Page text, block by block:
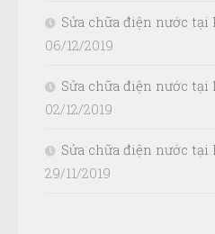
Sửa chữa điện nước tại
06/12/2019
Sửa chữa điện nước
02/12/2019
Sửa chữa điện nước tại
29/11/2019